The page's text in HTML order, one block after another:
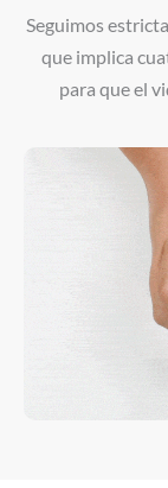
Seguimos
que implica
para que el